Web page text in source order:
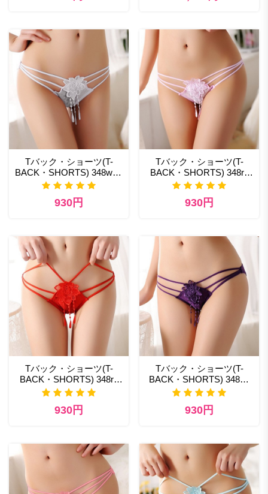
Tバック・ショーツ(T-
BACK・SHORTS) 348wt T
バック セクシー ランジェ
930円
Tバック・ショーツ(T-
BACK・SHORTS) 348rp
性欲 エロ下着
930円
Tバック・ショーツ(T-
BACK・SHORTS) 348rd
コスプレベビードール 通
930円
Tバック・ショーツ(T-
BACK・SHORTS) 348pp
エロ ランジェリー 通販
930円